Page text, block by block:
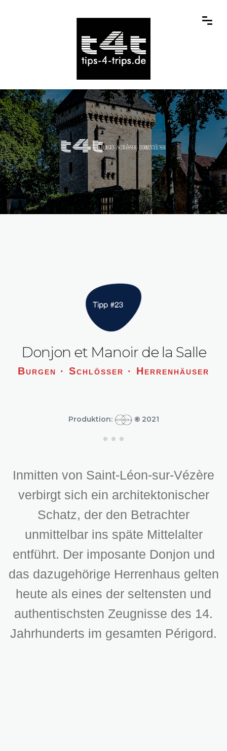
Donjon et Manoir de la Salle
Burgen · Schlösser · Herrenhäuser
Produktion: ©2021
Inmitten von Saint-Léon-sur-Vézère
verbirgt sich ein architektonischer
Schatz, der den Betrachter
unmittelbar ins späte Mittelalter
entführt. Der imposante Donjon und
das dazugehörige Herrenhaus gelten
heute als eines der seltensten und
authentischsten Zeugnisse des 14.
Jahrhunderts im gesamten Périgord.